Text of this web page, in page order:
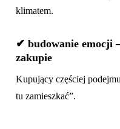
klimatem.
✔ budowanie
zakupie
Kupujący częściej
tu zamieszkać”.